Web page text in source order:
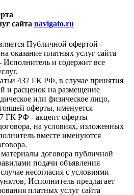
сайта navigato.ru
Публичной офертой -
оказание платных услуг сайта
и содержит все
437 ГК РФ, в случае принятия
и расценок на размещение
или физическое лицо,
оферты, именуется
ГК РФ - акцепт оферты
на условиях, изложенных
вместе именуются
договора публичной
подачи объявления
несогласия с условиями
Исполнитель предлагает
платных услуг сайта